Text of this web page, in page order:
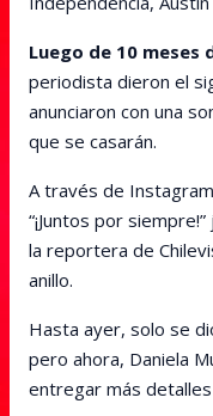
Luego de 10 meses
periodista dieron el
anunciaron con una
que se casarán.
A través de
“¡Juntos por
la reportera de
anillo.
Hasta ayer, solo se
pero ahora, Daniela
entregar más